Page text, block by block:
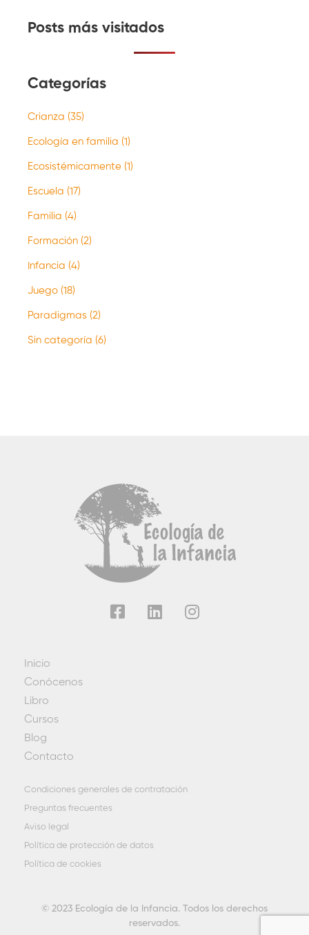
Posts más visitados
Categorías
Crianza (35)
Ecología en familia (1)
Ecosistémicamente (1)
Escuela (17)
Familia (4)
Formación (2)
Infancia (4)
Juego (18)
Paradigmas (2)
Sin categoría (6)
Inicio
Conócenos
Libro
Cursos
Blog
Contacto
Condiciones generales de contratación
Preguntas frecuentes
Aviso legal
Política de protección de datos
Política de cookies
© 2023 Ecología de la Infancia. Todos los derechos
reservados.